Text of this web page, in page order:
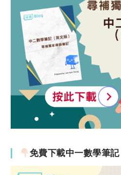
免費下載中一數學筆記